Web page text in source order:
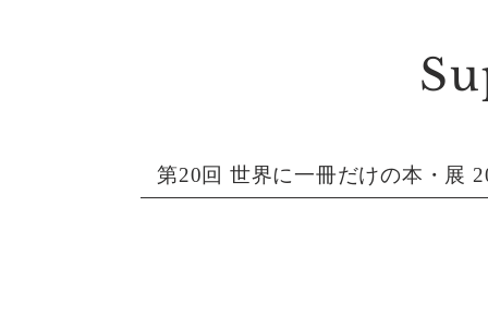
第20回 世界に一冊だけの本・展